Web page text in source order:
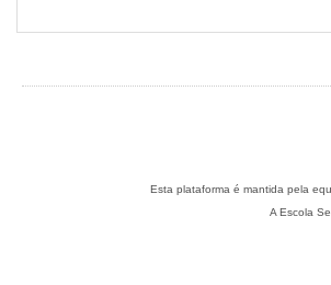
Esta plataforma é mantida pela
A Escola